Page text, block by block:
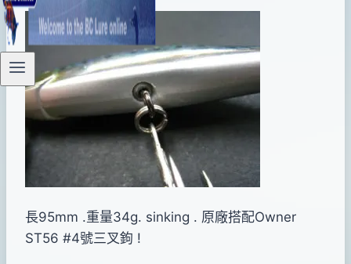
長95mm .重量34g. sinking . 原廠搭配Owner
ST56 #4號三叉鉤 !